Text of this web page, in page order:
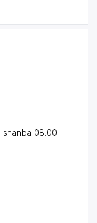
shanba 08.00-